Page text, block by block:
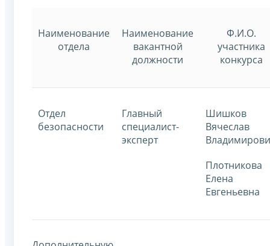
Наименование
отдела
Наименование
вакантной
должности
Ф.И.О.
участника
конкурса
Отдел
безопасности
Главный
специалист-
эксперт
Шишков
Вячеслав
Плотникова
Елена
Евгеньевна